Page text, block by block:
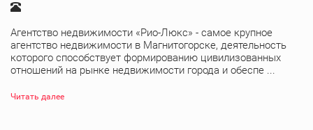
Агентство недвижимости «Рио-Люкс» - самое крупное
агентство недвижимости в Магнитогорске, деятельность
которого способствует формированию цивилизованных
отношений на рынке недвижимости города и обеспе ...
Читать далее